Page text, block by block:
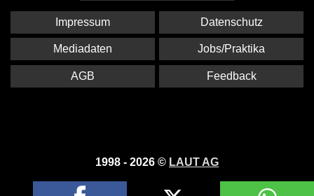
1998 - 2026 © LAUT AG
Impressum Datenschutz
Mediadaten Jobs/Praktika
AGB Feedback